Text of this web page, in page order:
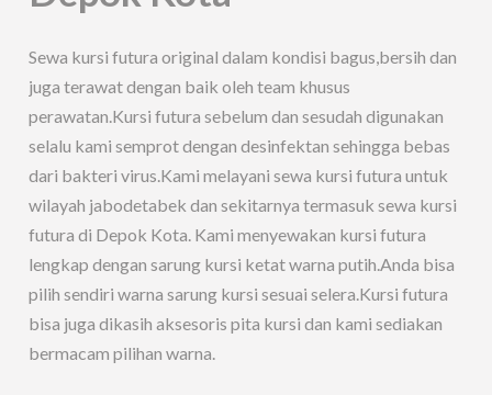
Sewa kursi futura original dalam kondisi bagus,bersih dan
juga terawat dengan baik oleh team khusus
perawatan.Kursi futura sebelum dan sesudah digunakan
selalu kami semprot dengan desinfektan sehingga bebas
dari bakteri virus.Kami melayani sewa kursi futura untuk
wilayah jabodetabek dan sekitarnya termasuk sewa kursi
futura di Depok Kota. Kami menyewakan kursi futura
lengkap dengan sarung kursi ketat warna putih.Anda bisa
pilih sendiri warna sarung kursi sesuai selera.Kursi futura
bisa juga dikasih aksesoris pita kursi dan kami sediakan
bermacam pilihan warna.